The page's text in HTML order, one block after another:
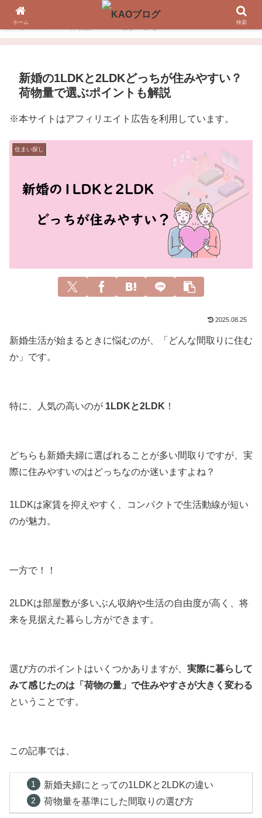
ホーム
新婚の1LDKと2LDKどっちが住みやすい？
荷物量で選ぶポイントも解説
※本サイトはアフィリエイト広告を利用しています。
住まい探し
2025.08.25
新婚生活が始まるときに悩むのが、「どんな間取りに住む
か」です。
特に、人気の高いのが 1LDKと2LDK ！
どちらも新婚夫婦に選ばれることが多い間取りですが、実
際に住みやすいのはどっちなのか迷いますよね？
1LDKは家賃を抑えやすく、コンパクトで生活動線が短い
のが魅力。
一方で！！
2LDKは部屋数が多いぶん収納や生活の自由度が高く、将
来を見据えた暮らし方ができます。
選び方のポイントはいくつかありますが、 実際に暮らして
みて感じたのは「荷物の量」で住みやすさが大きく変わる
ということです。
この記事では、
新婚夫婦にとっての1LDKと2LDKの違い
荷物量を基準にした間取りの選び方
ホーム 検索